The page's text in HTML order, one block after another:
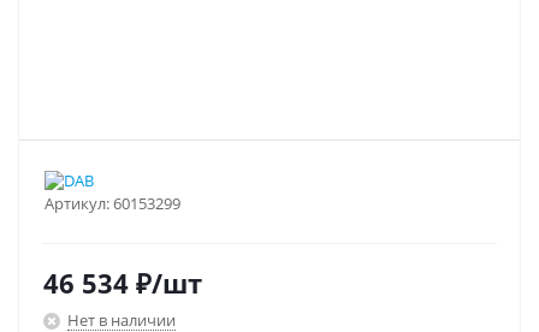
Артикул:60153299
46 534 ₽/шт
Нет в наличии